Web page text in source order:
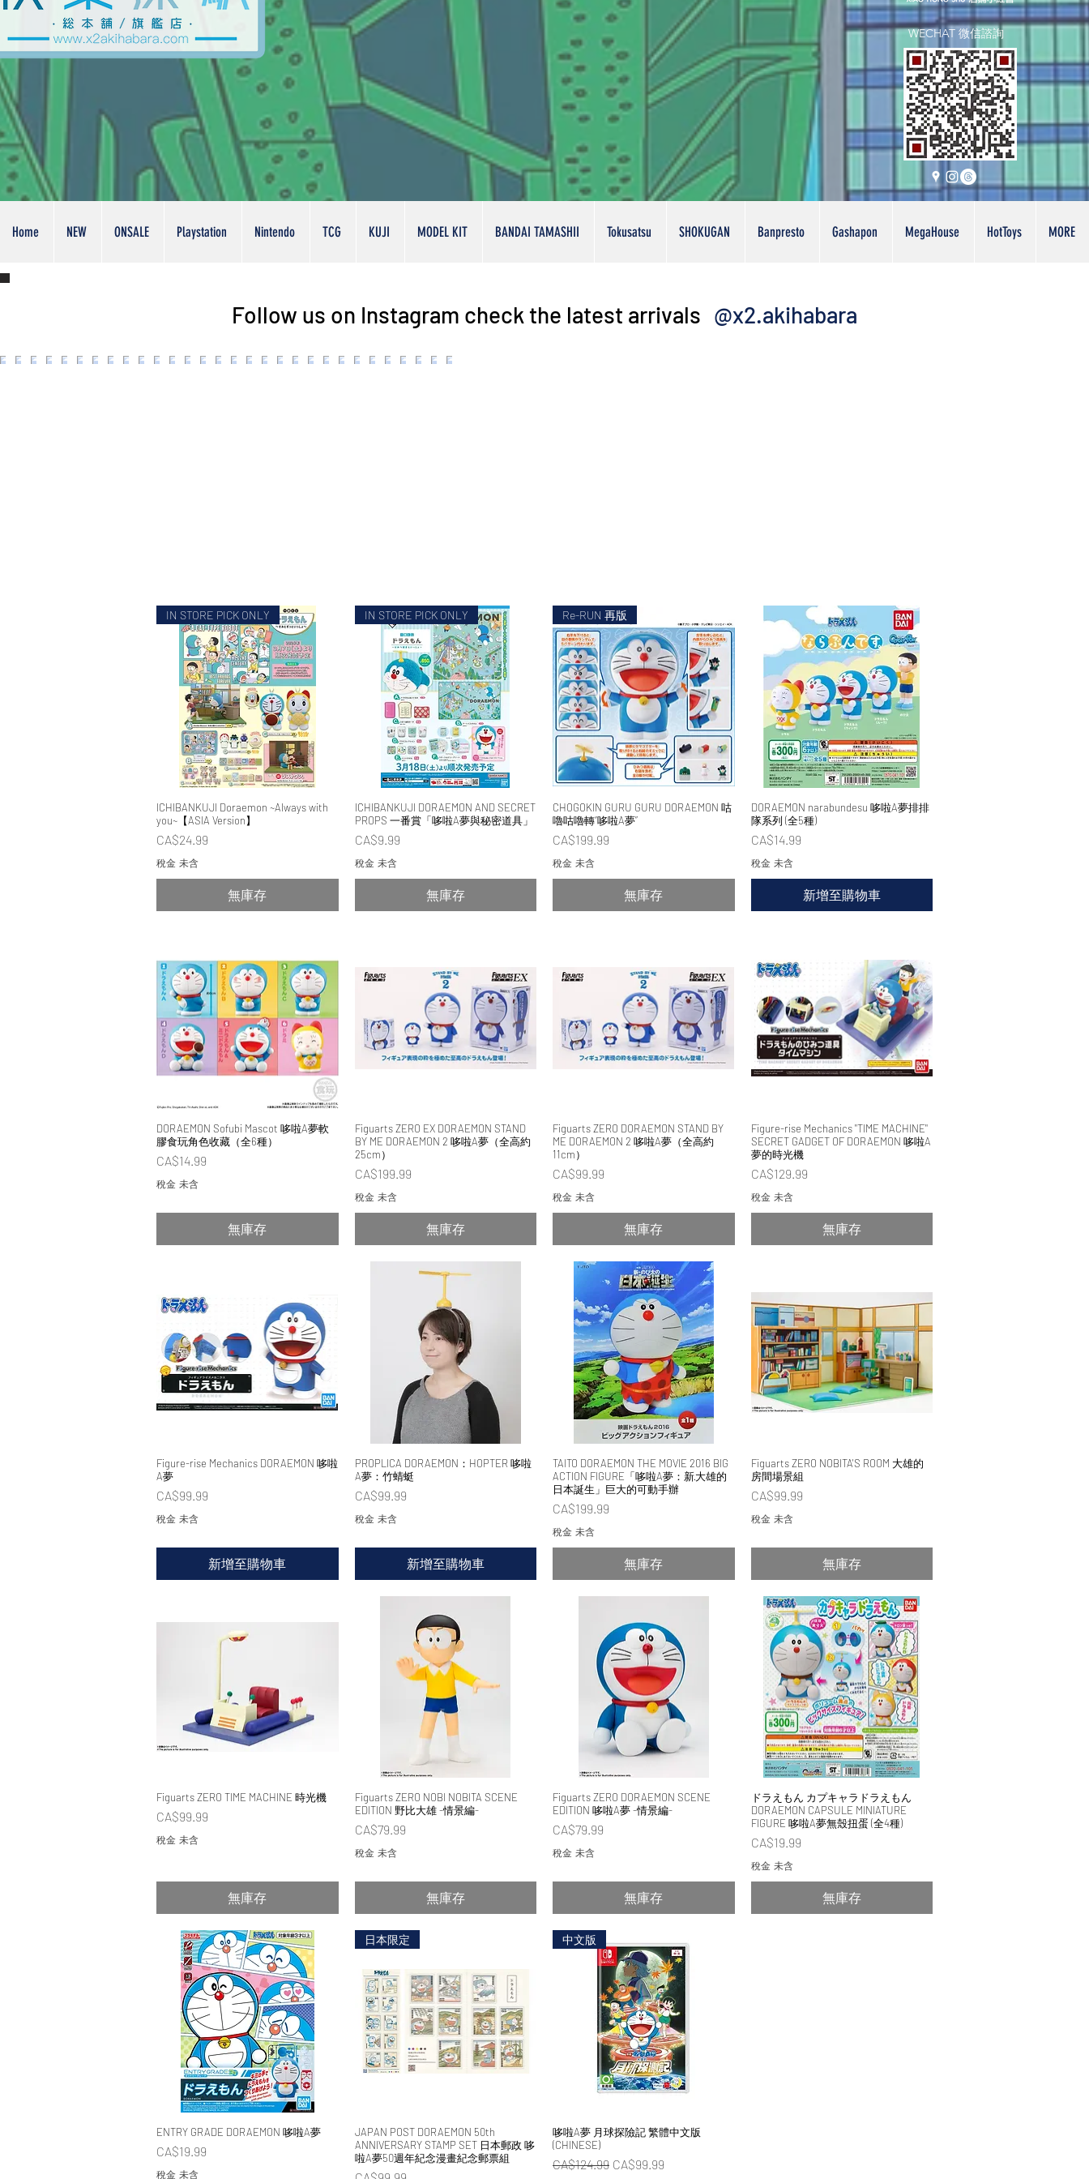
WECHAT 微信諮詢
Home NEW ONSALE Playstation Nintendo TCG KUJI MODEL KIT BANDAI TAMASHII Tokusatsu SHOKUGAN Banpresto Gashapon MegaHouse HotToys MORE
Follow us on Instagram check the latest arrivals @x2.akihabara
快速瀏覽
IN STORE PICK ONLY
ICHIBANKUJI Doraemon ~Always with
you~【ASIA Version】
價格
CA$24.99
稅金 未含
無庫存
快速瀏覽
IN STORE PICK ONLY
ICHIBANKUJI DORAEMON AND SECRET
PROPS 一番賞「哆啦A夢與秘密道具」
價格
CA$9.99
稅金 未含
無庫存
快速瀏覽
Re-RUN 再版
CHOGOKIN GURU GURU DORAEMON 咕
嚕咕嚕轉“哆啦A夢”
價格
CA$199.99
稅金 未含
無庫存
快速瀏覽
DORAEMON narabundesu 哆啦A夢排排
隊系列 (全5種)
價格
CA$14.99
稅金 未含
新增至購物車
快速瀏覽
DORAEMON Sofubi Mascot 哆啦A夢軟
膠食玩角色收藏（全6種）
價格
CA$14.99
稅金 未含
無庫存
快速瀏覽
Figuarts ZERO EX DORAEMON STAND
BY ME DORAEMON 2 哆啦A夢（全高約
25cm）
價格
CA$199.99
稅金 未含
無庫存
快速瀏覽
Figuarts ZERO DORAEMON STAND BY
ME DORAEMON 2 哆啦A夢（全高約
11cm）
價格
CA$99.99
稅金 未含
無庫存
快速瀏覽
Figure-rise Mechanics "TIME MACHINE"
SECRET GADGET OF DORAEMON 哆啦A
夢的時光機
價格
CA$129.99
稅金 未含
無庫存
快速瀏覽
Figure-rise Mechanics DORAEMON 哆啦
A夢
價格
CA$99.99
稅金 未含
新增至購物車
快速瀏覽
PROPLICA DORAEMON：HOPTER 哆啦
A夢：竹蜻蜓
價格
CA$99.99
稅金 未含
新增至購物車
快速瀏覽
TAITO DORAEMON THE MOVIE 2016 BIG
ACTION FIGURE「哆啦A夢：新·大雄的
日本誕生」巨大的可動手辦
價格
CA$199.99
稅金 未含
無庫存
快速瀏覽
Figuarts ZERO NOBITA'S ROOM 大雄的
房間場景組
價格
CA$99.99
稅金 未含
無庫存
快速瀏覽
Figuarts ZERO TIME MACHINE 時光機
價格
CA$99.99
稅金 未含
無庫存
快速瀏覽
Figuarts ZERO NOBI NOBITA SCENE
EDITION 野比大雄 -情景編-
價格
CA$79.99
稅金 未含
無庫存
快速瀏覽
Figuarts ZERO DORAEMON SCENE
EDITION 哆啦A夢 -情景編-
價格
CA$79.99
稅金 未含
無庫存
快速瀏覽
ドラえもん カプキャラドラえもん
DORAEMON CAPSULE MINIATURE
FIGURE 哆啦A夢無殼扭蛋 (全4種)
價格
CA$19.99
稅金 未含
無庫存
快速瀏覽
ENTRY GRADE DORAEMON 哆啦A夢
價格
CA$19.99
稅金 未含
快速瀏覽
日本限定
JAPAN POST DORAEMON 50th
ANNIVERSARY STAMP SET 日本郵政 哆
啦A夢50週年紀念漫畫紀念郵票組
價格
快速瀏覽
中文版
哆啦A夢 月球探險記 繁體中文版
(CHINESE)
一般價格
CA$124.99 促銷價格
CA$99.99